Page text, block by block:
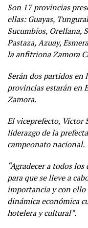
Son 17 provincias
ellas: Guayas,
Sucumbíos, Orellana,
Pastaza, Azuay,
la anfitriona Zamora
Serán dos partidos en
provincias estarán en
Zamora.
El viceprefecto, Víctor
liderazgo de la
campeonato nacional.
“Agradecer a todos
para que se lleve a
importancia y con ello
dinámica económica
hotelera y cultural”.